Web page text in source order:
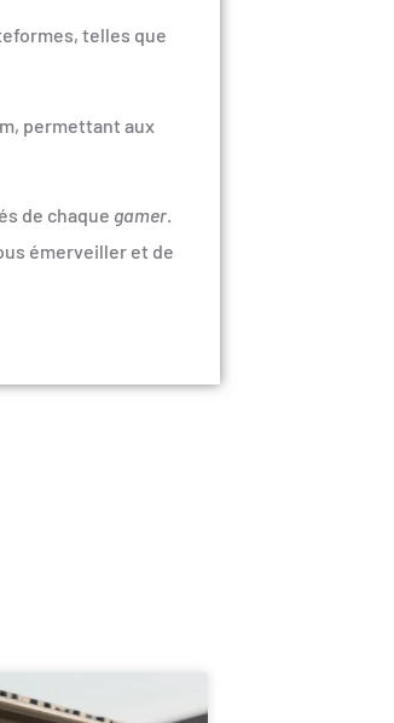
telles que
permettant aux
de chaque gamer.
émerveiller et de